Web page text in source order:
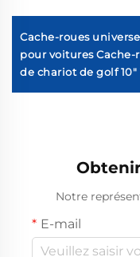
Cache-roues
pour voitures Cache-
de chariot de golf 10"
Notre
E-mail